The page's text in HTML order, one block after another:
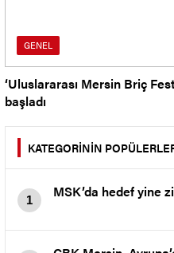
GENEL
‘Uluslararası Mersin Briç
başladı
KATEGORİNİN
1 MSK’da hedef yine